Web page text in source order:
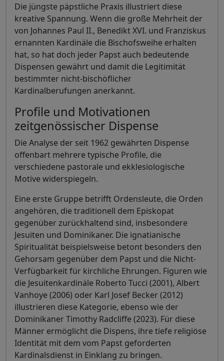
Die jüngste päpstliche Praxis illustriert diese
kreative Spannung. Wenn die große Mehrheit der
von Johannes Paul II., Benedikt XVI. und Franziskus
ernannten Kardinäle die Bischofsweihe erhalten
hat, so hat doch jeder Papst auch bedeutende
Dispensen gewährt und damit die Legitimität
bestimmter nicht-bischöflicher
Kardinalberufungen anerkannt.
Profile und Motivationen
zeitgenössischer Dispense
Die Analyse der seit 1962 gewährten Dispense
offenbart mehrere typische Profile, die
verschiedene pastorale und ekklesiologische
Motive widerspiegeln.
Eine erste Gruppe betrifft Ordensleute, die Orden
angehören, die traditionell dem Episkopat
gegenüber zurückhaltend sind, insbesondere
Jesuiten und Dominikaner. Die ignatianische
Spiritualität beispielsweise betont besonders den
Gehorsam gegenüber dem Papst und die Nicht-
Verfügbarkeit für kirchliche Ehrungen. Figuren wie
die Jesuitenkardinäle Roberto Tucci (2001), Albert
Vanhoye (2006) oder Karl Josef Becker (2012)
illustrieren diese Kategorie, ebenso wie der
Dominikaner Timothy Radcliffe (2023). Für diese
Männer ermöglicht die Dispens, ihre tiefe religiöse
Identität mit dem vom Papst geforderten
Kardinalsdienst in Einklang zu bringen.